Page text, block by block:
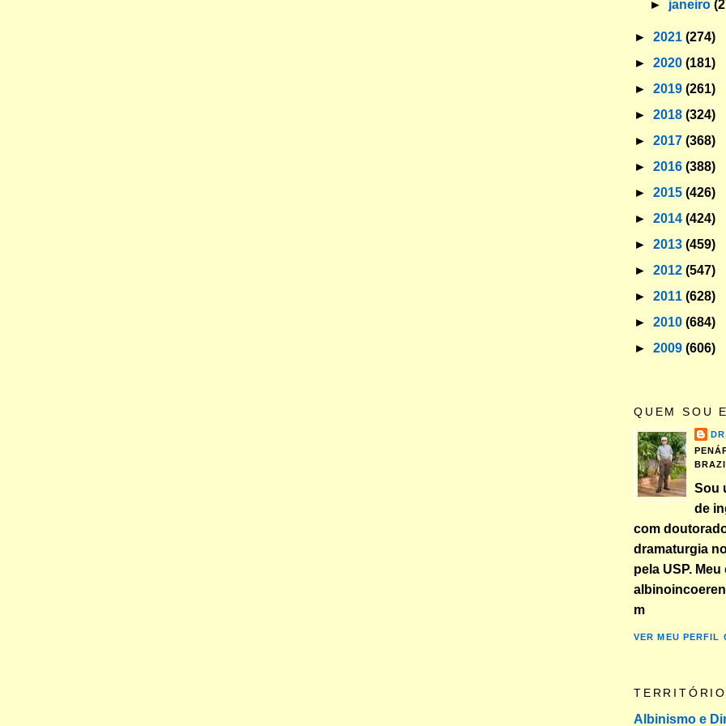
► janeiro
► 2021 (274)
► 2020 (181)
► 2019 (261)
► 2018 (324)
► 2017 (368)
► 2016 (388)
► 2015 (426)
► 2014 (424)
► 2013 (459)
► 2012 (547)
► 2011 (628)
► 2010 (684)
► 2009 (606)
QUEM SOU
Sou
de
com
dramaturgia
pela USP. Meu
m
VER MEU PERFIL
Albinismo e